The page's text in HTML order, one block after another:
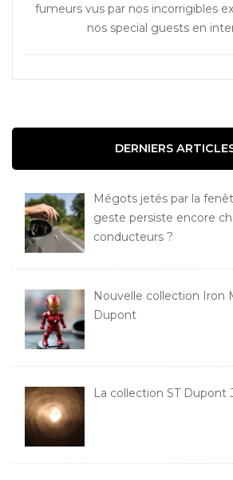
fumeurs vus par nos incorrigibles
nos special guests en
DERNIERS
Mégots jetés par la
geste persiste encore
conducteurs ?
Nouvelle collection Iron
Dupont
La collection ST Dupont